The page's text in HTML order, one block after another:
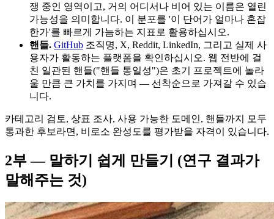
쟁 중인 영역이고, 거의 어디서나 비어 있는 이름은 열린
가능성을 의미합니다. 이 분포를 '이 단어가 얼마나 혼잡
한가'를 빠르게 가늠하는 지표로 활용하십시오.
핸들. GitHub 조직명, X, Reddit, LinkedIn, 그리고 실제 사
용자가 활동하는 플랫폼을 확인하십시오. 웹 전반에 걸
친 일관된 핸들("핸들 통일성")은 초기 프로젝트에 놀라
울 만큼 큰 가치를 가지며 — 선착순으로 가져갈 수 있습
니다.
카테고리 검토, 상표 조사, 사용 가능한 도메인, 핸들까지 모두
통과한 후보라면, 비로소 완성도를 평가받을 자격이 있습니다.
2부 — 말하기 쉽게 만들기 (연구 결과가
말해주는 것)